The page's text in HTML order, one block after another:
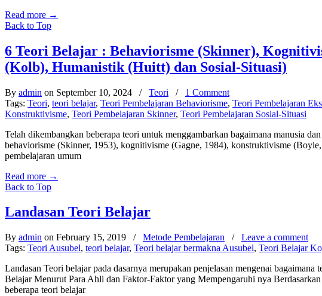
Read more →
Back to Top
6 Teori Belajar : Behaviorisme (Skinner),
(Kolb), Humanistik (Huitt) dan Sosial-Situasi)
By admin on September 10, 2024 / Teori / 1 Comment
Tags: Teori, teori belajar, Teori Pembelajaran Behaviorisme, Teori Pembelajaran
Konstruktivisme, Teori Pembelajaran Skinner, Teori Pembelajaran Sosial-Situasi
Telah dikembangkan beberapa teori untuk menggambarkan bagaimana manusia
behaviorisme (Skinner, 1953), kognitivisme (Gagne, 1984), konstruktivisme
pembelajaran umum
Read more →
Back to Top
Landasan Teori Belajar
By admin on February 15, 2019 / Metode Pembelajaran / Leave a comment
Tags: Teori Ausubel, teori belajar, Teori belajar bermakna Ausubel, Teori Belajar
Landasan Teori belajar pada dasarnya merupakan penjelasan mengenai
Belajar Menurut Para Ahli dan Faktor-Faktor yang Mempengaruhi nya
beberapa teori belajar